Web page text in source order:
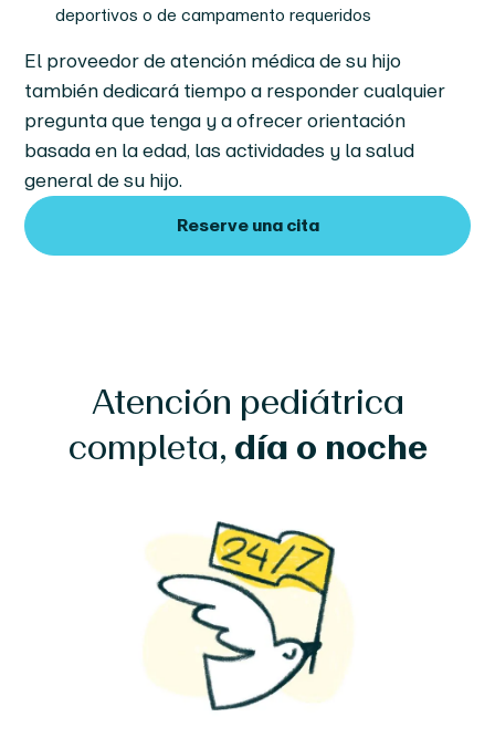
deportivos o de campamento requeridos
El proveedor de atención médica de su hijo
también dedicará tiempo a responder cualquier
pregunta que tenga y a ofrecer orientación
basada en la edad, las actividades y la salud
general de su hijo.
Reserve una cita
Atención pediátrica
completa, día o noche